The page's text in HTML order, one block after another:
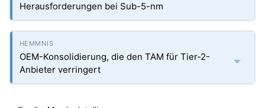
Herausforderungen bei Sub-5-nm
OEM-Konsolidierung, die den TAM für Tier-2-
Anbieter verringert